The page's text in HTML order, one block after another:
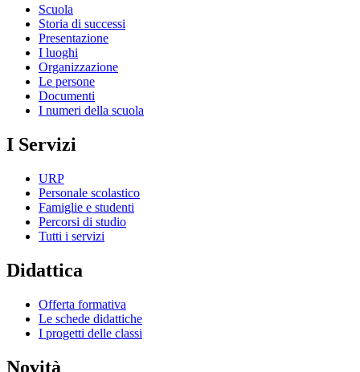
Scuola
Storia di successi
Presentazione
I luoghi
Organizzazione
Le persone
Documenti
I numeri della scuola
I Servizi
URP
Personale scolastico
Famiglie e studenti
Percorsi di studio
Tutti i servizi
Didattica
Offerta formativa
Le schede didattiche
I progetti delle classi
Novità